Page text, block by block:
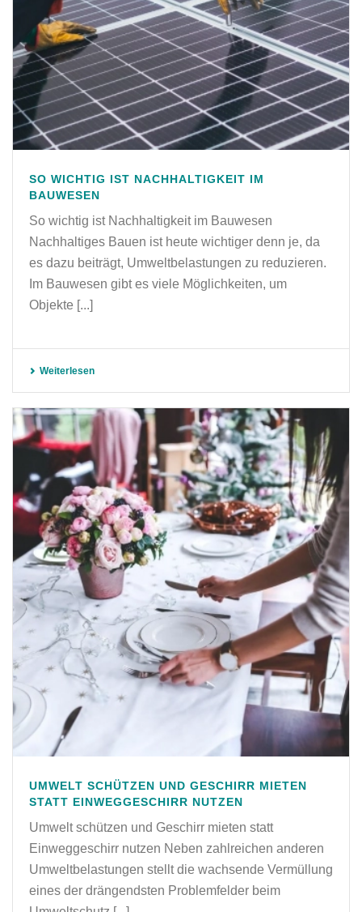
SO WICHTIG IST NACHHALTIGKEIT IM
BAUWESEN
So wichtig ist Nachhaltigkeit im Bauwesen
Nachhaltiges Bauen ist heute wichtiger denn je, da
es dazu beiträgt, Umweltbelastungen zu reduzieren.
Im Bauwesen gibt es viele Möglichkeiten, um
Objekte [...]
Weiterlesen
UMWELT SCHÜTZEN UND GESCHIRR MIETEN
STATT EINWEGGESCHIRR NUTZEN
Umwelt schützen und Geschirr mieten statt
Einweggeschirr nutzen Neben zahlreichen anderen
Umweltbelastungen stellt die wachsende Vermüllung
eines der drängendsten Problemfelder beim